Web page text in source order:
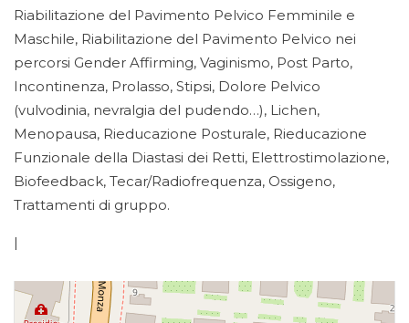
Riabilitazione del Pavimento Pelvico Femminile e
Maschile, Riabilitazione del Pavimento Pelvico nei
percorsi Gender Affirming, Vaginismo, Post Parto,
Incontinenza, Prolasso, Stipsi, Dolore Pelvico
(vulvodinia, nevralgia del pudendo…), Lichen,
Menopausa, Rieducazione Posturale, Rieducazione
Funzionale della Diastasi dei Retti, Elettrostimolazione,
Biofeedback, Tecar/Radiofrequenza, Ossigeno,
Trattamenti di gruppo.
|